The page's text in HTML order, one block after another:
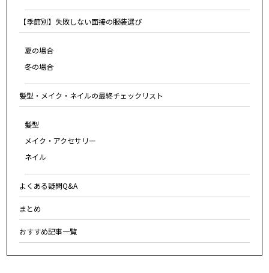
【季節別】失敗しない面接の服装選び
夏の場合
冬の場合
髪型・メイク・ネイルの最終チェックリスト
髪型
メイク・アクセサリー
ネイル
よくある疑問Q&A
まとめ
おすすめ記事一覧